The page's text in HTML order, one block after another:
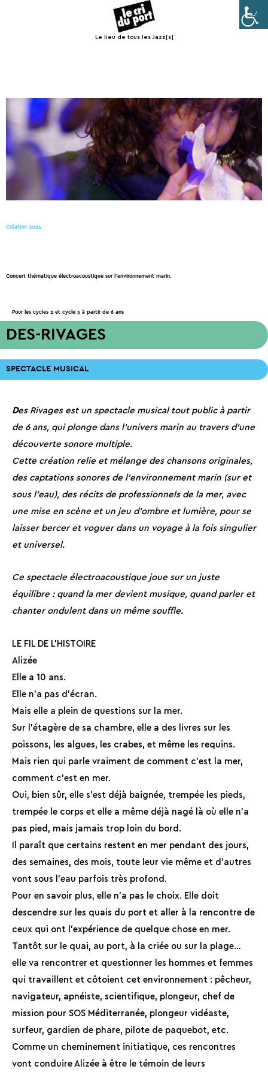
Le lieu de tous les Jazz[s]
Création 2024
Concert thématique électroacoustique sur l’environnement marin.
Pour les cycles 2 et cycle 3 à partir de 6 ans
DES-RIVAGES
SPECTACLE MUSICAL
Des Rivages est un spectacle musical tout public à partir
de 6 ans, qui plonge dans l’univers marin au travers d’une
découverte sonore multiple.
Cette création relie et mélange des chansons originales,
des captations sonores de l’environnement marin (sur et
sous l’eau), des récits de professionnels de la mer, avec
une mise en scène et un jeu d’ombre et lumière, pour se
laisser bercer et voguer dans un voyage à la fois singulier
et universel.
Ce spectacle électroacoustique joue sur un juste
équilibre : quand la mer devient musique, quand parler et
chanter ondulent dans un même souffle.
LE FIL DE L’HISTOIRE
Alizée
Elle a 10 ans.
Elle n’a pas d’écran.
Mais elle a plein de questions sur la mer.
Sur l’étagère de sa chambre, elle a des livres sur les
poissons, les algues, les crabes, et même les requins.
Mais rien qui parle vraiment de comment c’est la mer,
comment c’est en mer.
Oui, bien sûr, elle s’est déjà baignée, trempée les pieds,
trempée le corps et elle a même déjà nagé là où elle n’a
pas pied, mais jamais trop loin du bord.
Il paraît que certains restent en mer pendant des jours,
des semaines, des mois, toute leur vie même et d’autres
vont sous l’eau parfois très profond.
Pour en savoir plus, elle n’a pas le choix. Elle doit
descendre sur les quais du port et aller à la rencontre de
ceux qui ont l’expérience de quelque chose en mer.
Tantôt sur le quai, au port, à la criée ou sur la plage…
elle va rencontrer et questionner les hommes et femmes
qui travaillent et côtoient cet environnement : pêcheur,
navigateur, apnéiste, scientifique, plongeur, chef de
mission pour SOS Méditerranée, plongeur vidéaste,
surfeur, gardien de phare, pilote de paquebot, etc.
Comme un cheminement initiatique, ces rencontres
vont conduire Alizée à être le témoin de leurs